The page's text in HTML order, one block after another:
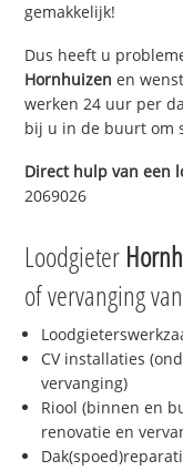
gemakkelijk!
Dus heeft u
Hornhuizen en
werken 24 uur per
bij u in de buurt om
Direct hulp van een
2069026
Loodgieter
of vervanging
CV installaties
vervanging)
Riool (binnen en
renovatie en